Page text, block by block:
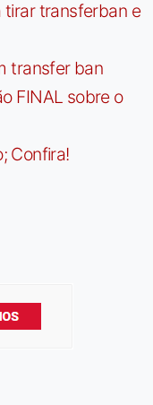
tirar transferban e
transfer ban
FINAL sobre o
Confira!